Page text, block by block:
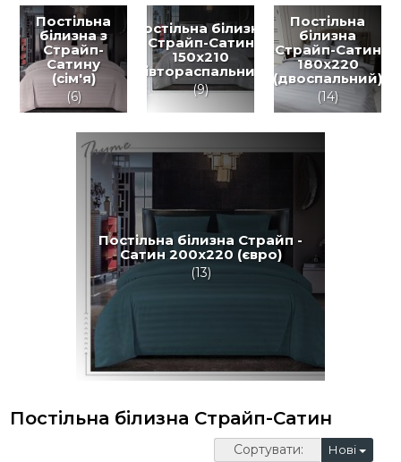
Постільна
білизна з
Страйп-
Сатину
(сім'я)
(6)
Постільна білизна
Страйп-Сатин
150х210
(півтораспальний)
(9)
Постільна
білизна
Страйп-Сатин
180х220
(двоспальний)
(14)
Постільна білизна Страйп -
Сатин 200х220 (євро)
(13)
Постільна білизна Страйп-Сатин
Сортувати: Нові